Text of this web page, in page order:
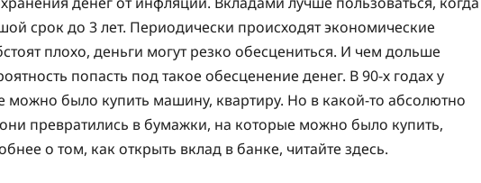
срок до 3 лет. Периодически происходят экономические
плохо, деньги могут резко обесцениться. И чем дольше
попасть под такое обесценение денег. В 90-х годах у
было купить машину, квартиру. Но в какой-то абсолютно
превратились в бумажки, на которые можно было купить,
о том, как открыть вклад в банке, читайте здесь.